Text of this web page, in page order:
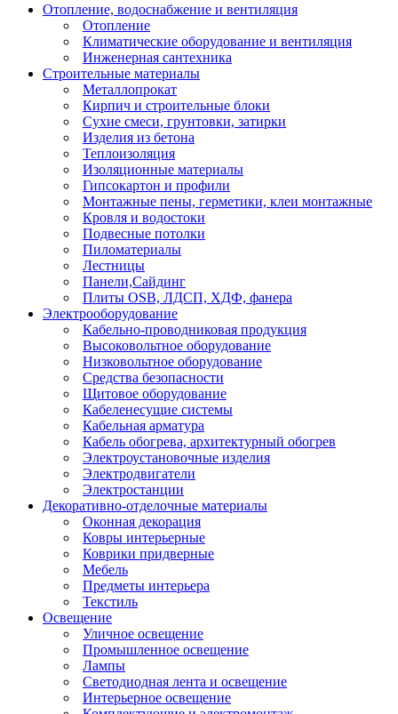
Отопление, водоснабжение и вентиляция
Отопление
Климатические оборудование и вентиляция
Инженерная сантехника
Строительные материалы
Металлопрокат
Кирпич и строительные блоки
Сухие смеси, грунтовки, затирки
Изделия из бетона
Теплоизоляция
Изоляционные материалы
Гипсокартон и профили
Монтажные пены, герметики, клеи монтажные
Кровля и водостоки
Подвесные потолки
Пиломатериалы
Лестницы
Панели,Сайдинг
Плиты OSB, ЛДСП, ХДФ, фанера
Электрооборудование
Кабельно-проводниковая продукция
Высоковольтное оборудование
Низковольтное оборудование
Средства безопасности
Щитовое оборудование
Кабеленесущие системы
Кабельная арматура
Кабель обогрева, архитектурный обогрев
Электроустановочные изделия
Электродвигатели
Электростанции
Декоративно-отделочные материалы
Оконная декорация
Ковры интерьерные
Коврики придверные
Мебель
Предметы интерьера
Текстиль
Освещение
Уличное освещение
Промышленное освещение
Лампы
Светодиодная лента и освещение
Интерьерное освещение